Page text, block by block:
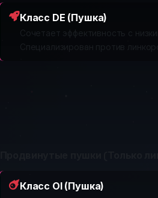
Класс DE (Пушка)
Сочетает эффективность с
Класс OI (Пушка)